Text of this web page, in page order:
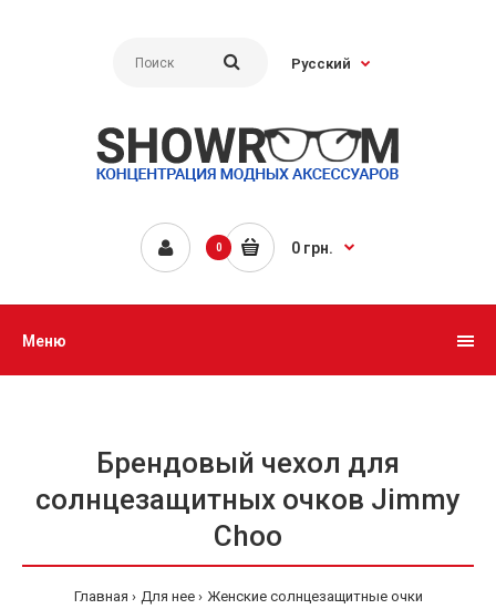
Русский
0 0 грн.
Меню
Брендовый чехол для
солнцезащитных очков Jimmy
Choo
Главная Для нее
Женские солнцезащитные очки